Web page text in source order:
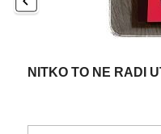
NITKO TO NE RADI